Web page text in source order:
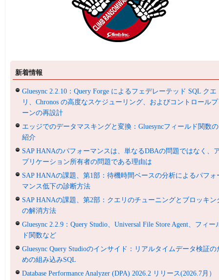
新着情報
Gluesync 2.2.10：Query Forge によるフェデレーテッド SQL クエ
リ、Chronos の高度なスケジューリング、およびコントロール
ーンの再設計
エッジでのデータマスキングと変換：Gluesyncフィールド関数の
紹介
SAP HANAのパフォーマンスは、単なるDBAの問題ではなく、
プリケーション所有者の問題である理由は
SAP HANAの課題、第1部：待機時間ベースの分析によるパフォ
マンス低下の診断方法
SAP HANAの課題、第2部：クエリのチューニングとブロッキン
の解消方法
Gluesync 2.2.9：Query Studio、Universal File Store Agent、フィー
ド関数など
Gluesync Query Studioのインサイド：リアルタイムデータ検証の
めの組み込みSQL
Database Performance Analyzer (DPA) 2026.2 リリース(2026.7月）